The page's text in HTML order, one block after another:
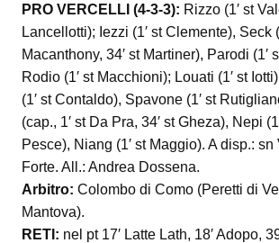
PRO VERCELLI (4-3-3): Rizzo (1′ st
Lancellotti); Iezzi (1′ st Clemente), Seck
Macanthony, 34′ st Martiner), Parodi (1′
Rodio (1′ st Macchioni); Louati (1′ st
(1′ st Contaldo), Spavone (1′ st
(cap., 1′ st Da Pra, 34′ st Gheza), Nepi
Pesce), Niang (1′ st Maggio). A disp.:
Forte. All.: Andrea Dossena.
Arbitro: Colombo di Como (Peretti di
Mantova).
RETI: nel pt 17′ Latte Lath, 18′ Adopo,